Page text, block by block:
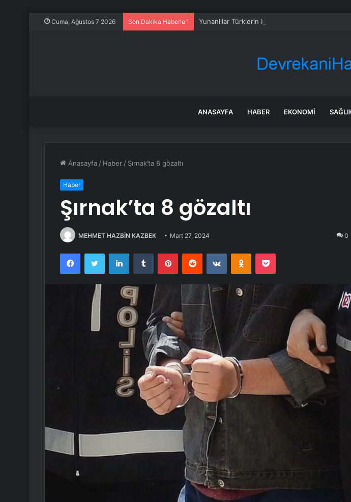
Cuma, Ağustos 7 2026 Son Dakika Haberleri Yunanlılar Türklerin bir yemeğine daha göz dikti
ANASAYFA HABER EKONOMI
Anasayfa / Haber / Şırnak’ta 8 gözaltı
Haber
Şırnak’ta 8 gözaltı
MEHMET HAZBİN KAZBEK Mart 27, 2024 0
FacebookTwitter LinkedInTumblr PinterestReddit VKontakteOdnoklassniki
Pocket